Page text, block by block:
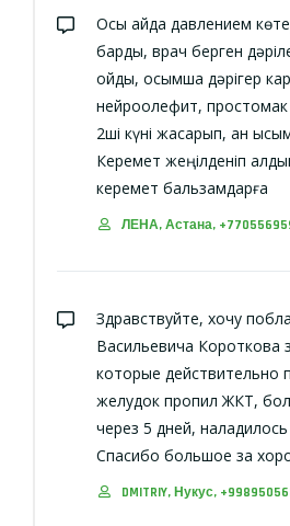
Осы айда давлением
барды, врач берген
қойды, қосымша дәрігер
нейроолефит,
2ші күні жақсарып, қан
Керемет жеңілденіп
керемет бальзамдарға
ЛЕНА, Астана,
Здравствуйте, хочу
Васильевича Короткова
которые действительно
желудок пропил ЖКТ,
через 5 дней,
Спасибо большое за
DMITRIY, Нукус,